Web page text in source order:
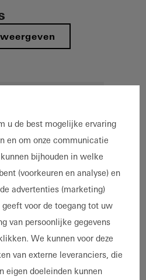
CradleBrandbeveiliging
Weerstand
Gezond wonen
architectuur
Vliesgevels
u de best mogelijke ervaring
en om onze communicatie
bijhouden in welke
(voorkeuren en analyse) en
advertenties (marketing)
voor de toegang tot uw
van persoonlijke gegevens
We kunnen voor deze
van externe leveranciers, die
eigen doeleinden kunnen